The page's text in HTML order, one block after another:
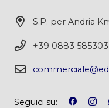
S.P. per Andria
+39 0883 585303
Seguici su: